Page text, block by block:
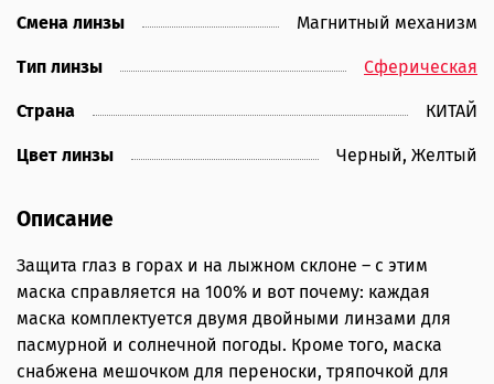
Смена линзы Магнитный механизм
Тип линзы Сферическая
Страна КИТАЙ
Цвет линзы Черный, Желтый
Описание
Защита глаз в горах и на лыжном склоне – с этим
маска справляется на 100% и вот почему: каждая
маска комплектуется двумя двойными линзами для
пасмурной и солнечной погоды. Кроме того, маска
снабжена мешочком для переноски, тряпочкой для